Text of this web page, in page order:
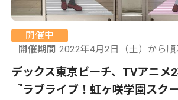
開催中
開催期間 2022年4月2日（土）から順
デックス東京ビーチ、TVアニメ
『ラブライブ！虹ヶ咲学園スク